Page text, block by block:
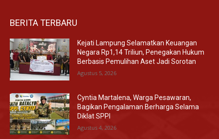
BERITA TERBARU
Kejati Lampung Selamatkan Keuangan
Negara Rp1,14 Triliun, Penegakan Hukum
Berbasis Pemulihan Aset Jadi Sorotan
Agustus 5, 2026
Cyntia Martalena, Warga Pesawaran,
Bagikan Pengalaman Berharga Selama
Diklat SPPI
Agustus 4, 2026